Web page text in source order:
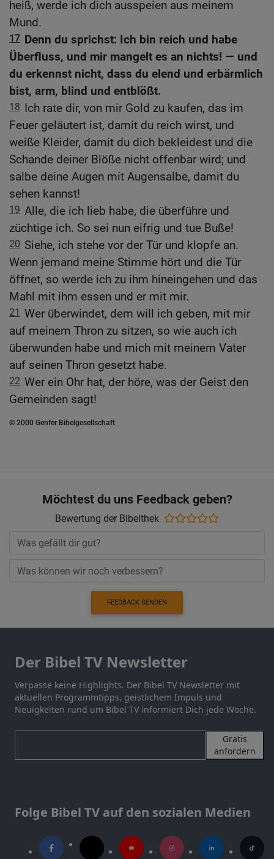
heiß, werde ich dich ausspeien aus meinem
Mund.
17 Denn du sprichst: Ich bin reich und habe
Überfluss, und mir mangelt es an nichts! — und
du erkennst nicht, dass du elend und erbärmlich
bist, arm, blind und entblößt.
18 Ich rate dir, von mir Gold zu kaufen, das im
Feuer geläutert ist, damit du reich wirst, und
weiße Kleider, damit du dich bekleidest und die
Schande deiner Blöße nicht offenbar wird; und
salbe deine Augen mit Augensalbe, damit du
sehen kannst!
19 Alle, die ich lieb habe, die überführe und
züchtige ich. So sei nun eifrig und tue Buße!
20 Siehe, ich stehe vor der Tür und klopfe an.
Wenn jemand meine Stimme hört und die Tür
öffnet, so werde ich zu ihm hineingehen und das
Mahl mit ihm essen und er mit mir.
21 Wer überwindet, dem will ich geben, mit mir
auf meinem Thron zu sitzen, so wie auch ich
überwunden habe und mich mit meinem Vater
auf seinen Thron gesetzt habe.
22 Wer ein Ohr hat, der höre, was der Geist den
Gemeinden sagt!
© 2000 Genfer Bibelgesellschaft
Möchtest du uns Feedback geben?
Bewertung der Bibelthek
FEEDBACK SENDEN
Der Bibel TV Newsletter
Verpasse keine Highlights. Der Bibel TV Newsletter mit
aktuellen Programmtipps, geistlichem Impuls und
Neuigkeiten rund um Bibel TV informiert Dich jede Woche.
Gratis
anfordern
Folge Bibel TV auf den sozialen Medien